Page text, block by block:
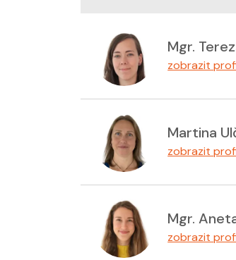
Mgr.
zobrazit
Martina
zobrazit
Mgr.
zobrazit